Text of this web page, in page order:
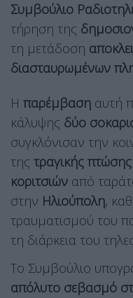
Συμβούλιο
τήρηση της
τη μετάδοση
διασταυρωμένων
Η παρέμβαση αυτή
κάλυψης δύο
συγκλόνισαν την
της τραγικής
κοριτσιών από
στην Ηλιούπολη,
τραυματισμού του
τη διάρκεια του
Το Συμβούλιο
απόλυτο σεβασμό